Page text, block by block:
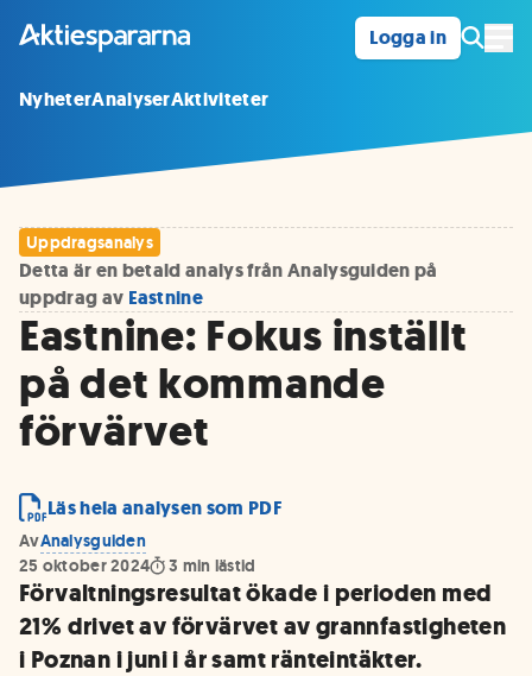
Logga in
NyheterAnalyserAktiviteter
Uppdragsanalys
Detta är en betald analys från Analysguiden på
uppdrag av Eastnine
Eastnine: Fokus inställt
på det kommande
förvärvet
Läs hela analysen som PDF
AvAnalysguiden
25 oktober 2024
3 min lästid
Förvaltningsresultat ökade i perioden med
21% drivet av förvärvet av grannfastigheten
i Poznan i juni i år samt ränteintäkter.